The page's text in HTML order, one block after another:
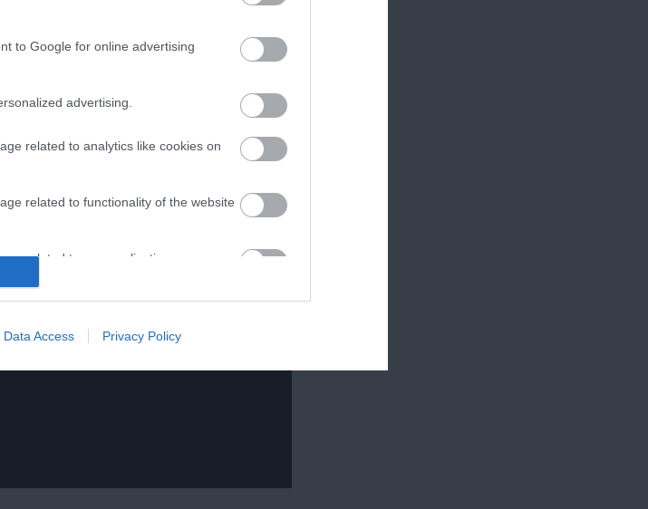
to Google for online advertising
advertising.
related to analytics like cookies on
related to functionality of the website
related to personalization.
related to security, including
Data Access Privacy Policy